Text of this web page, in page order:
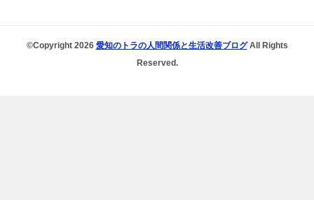
©Copyright 2026 愛知のトラの人間関係と生活改善ブログAll Rights
Reserved.